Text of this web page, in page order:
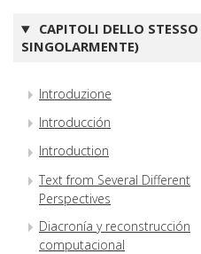
CAPITOLI DELLO
SINGOLARMENTE)
Introduzione
Introducción
Introduction
Text from Several Different
Perspectives
Diacronía y reconstrucción
computacional